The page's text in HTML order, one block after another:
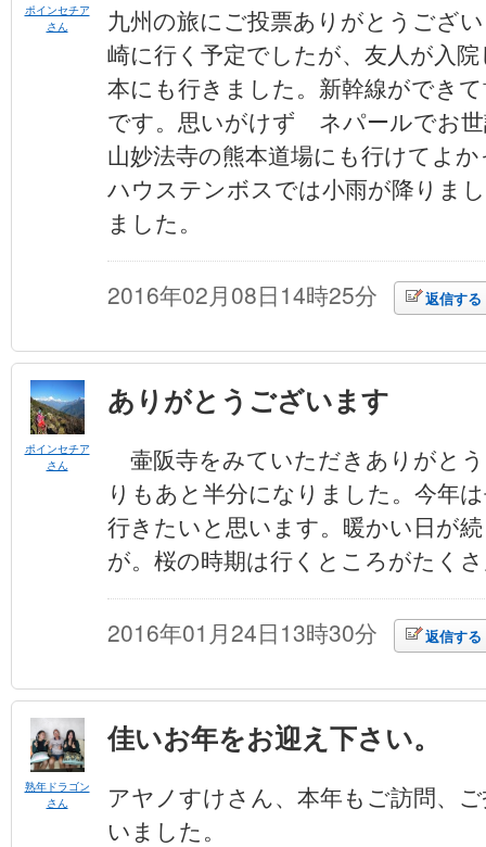
ポインセチア
さん
九州の旅にご投票ありがとうござ
崎に行く予定でしたが、友人が入
本にも行きました。新幹線ができ
です。思いがけず ネパールでお
山妙法寺の熊本道場にも行けてよ
ハウステンボスでは小雨が降りま
ました。
2016年02月08日14時25分 返信する
ポインセチア
さん
ありがとうございます
壷阪寺をみていただきありがと
りもあと半分になりました。今年
行きたいと思います。暖かい日が
が。桜の時期は行くところがたく
2016年01月24日13時30分 返信する
熟年ドラゴン
さん
佳いお年をお迎え下さい。
アヤノすけさん、本年もご訪問、
いました。